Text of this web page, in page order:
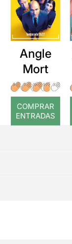
Angle
Mort
COMPRAR
ENTRADAS